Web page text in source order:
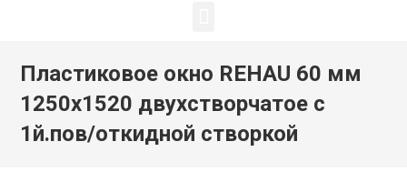
Пластиковое окно REHAU 60 мм
1250х1520 двухстворчатое с
1й.пов/откидной створкой